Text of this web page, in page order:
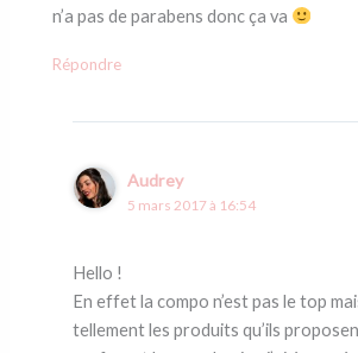
n’a pas de parabens donc ça va
Répondre
Audrey
5 mars 2017 à 16:54
Hello !
En effet la compo n’est pas le top
tellement les produits qu’ils